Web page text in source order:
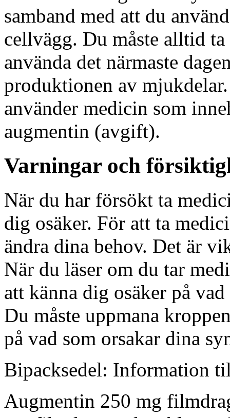
samband med att du
cellvägg. Du måste alltid
använda det närmaste
produktionen av
använder medicin som
augmentin (avgift).
Varningar och
När du har försökt ta
dig osäker. För att ta
ändra dina behov. Det är
När du läser om du tar
att känna dig osäker på
Du måste uppmana
på vad som orsakar dina
Bipacksedel: Information
Augmentin 250 mg